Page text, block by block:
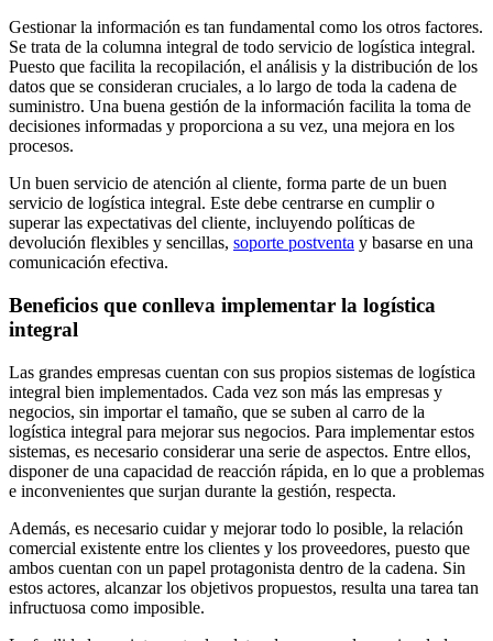
Gestionar la información es tan fundamental como los otros factores.
Se trata de la columna integral de todo servicio de logística integral.
Puesto que facilita la recopilación, el análisis y la distribución de los
datos que se consideran cruciales, a lo largo de toda la cadena de
suministro. Una buena gestión de la información facilita la toma de
decisiones informadas y proporciona a su vez, una mejora en los
procesos.
Un buen servicio de atención al cliente, forma parte de un buen
servicio de logística integral. Este debe centrarse en cumplir o
superar las expectativas del cliente, incluyendo políticas de
devolución flexibles y sencillas, soporte postventa y basarse en una
comunicación efectiva.
Beneficios que conlleva implementar la logística
integral
Las grandes empresas cuentan con sus propios sistemas de logística
integral bien implementados. Cada vez son más las empresas y
negocios, sin importar el tamaño, que se suben al carro de la
logística integral para mejorar sus negocios. Para implementar estos
sistemas, es necesario considerar una serie de aspectos. Entre ellos,
disponer de una capacidad de reacción rápida, en lo que a problemas
e inconvenientes que surjan durante la gestión, respecta.
Además, es necesario cuidar y mejorar todo lo posible, la relación
comercial existente entre los clientes y los proveedores, puesto que
ambos cuentan con un papel protagonista dentro de la cadena. Sin
estos actores, alcanzar los objetivos propuestos, resulta una tarea tan
infructuosa como imposible.